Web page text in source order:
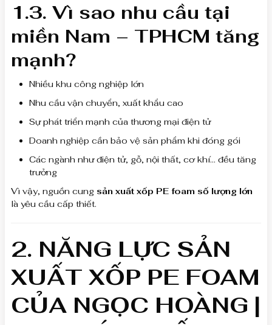
1.3. Vì sao nhu cầu tại
miền Nam – TPHCM tăng
mạnh?
Nhiều khu công nghiệp lớn
Nhu cầu vận chuyển, xuất khẩu cao
Sự phát triển mạnh của thương mại điện tử
Doanh nghiệp cần bảo vệ sản phẩm khi đóng gói
Các ngành như điện tử, gỗ, nội thất, cơ khí… đều tăng
trưởng
Vì vậy, nguồn cung sản xuất xốp PE foam số lượng lớn
là yêu cầu cấp thiết.
2. NĂNG LỰC SẢN
XUẤT XỐP PE FOAM
CỦA NGỌC HOÀNG |